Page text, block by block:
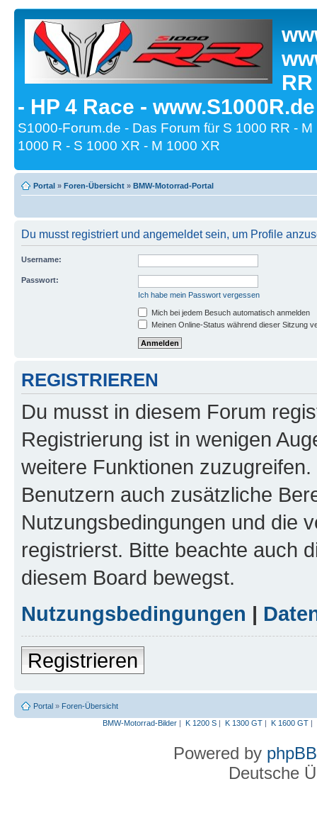
- HP 4 Race -
S1000-Forum.de - Das Forum für S 1000 RR -
1000 R - S 1000 XR - M 1000 XR
Portal » Foren-Übersicht » BMW-Motorrad-Portal
Du musst registriert und angemeldet sein, um Profile
Username:
Passwort:
Ich habe mein Passwort vergessen
Mich bei jedem Besuch automatisch anmelden
Meinen Online-Status während dieser Sitzung
REGISTRIEREN
Du musst in diesem Forum
Registrierung ist in wenigen
weitere Funktionen
Benutzern auch zusätzliche
Nutzungsbedingungen und die
registrierst. Bitte beachte auch
diesem Board bewegst.
Nutzungsbedingungen |
Registrieren
Portal » Foren-Übersicht
BMW-Motorrad-Bilder| K 1200 S| K 1300 GT| K 1600 GT|
Powered by phpBB
Deutsche